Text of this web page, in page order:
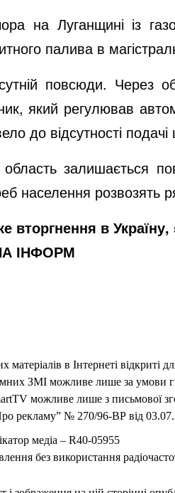
на Луганщині із
палива в
повсюди. Через
який регулював
до відсутності подачі
залишається
населення розвозять
вторгнення в
ІНФОРМ
матеріалів в Інтернеті
ЗМІ можливе лише за умови
можливе лише з письмової
рекламу” № 270/96-ВР від
медіа – R40-05955
без використання